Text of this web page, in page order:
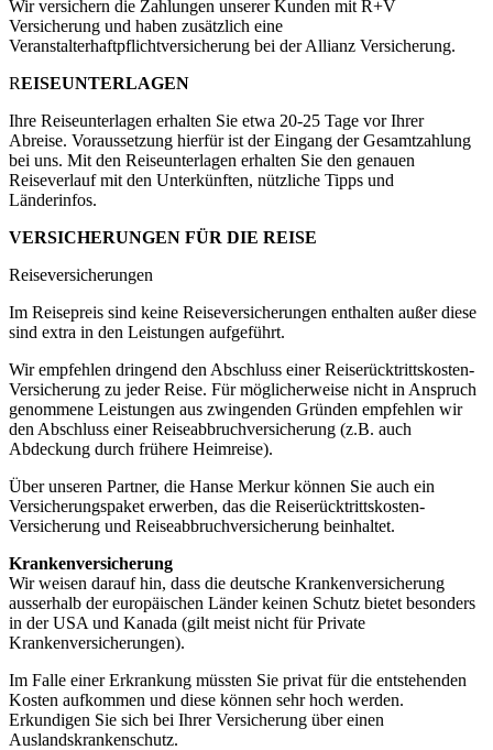
Wir versichern die Zahlungen unserer Kunden mit R+V
Versicherung und haben zusätzlich eine
Veranstalterhaftpflichtversicherung bei der Allianz Versicherung.
REISEUNTERLAGEN
Ihre Reiseunterlagen erhalten Sie etwa 20-25 Tage vor Ihrer
Abreise. Voraussetzung hierfür ist der Eingang der Gesamtzahlung
bei uns. Mit den Reiseunterlagen erhalten Sie den genauen
Reiseverlauf mit den Unterkünften, nützliche Tipps und
Länderinfos.
VERSICHERUNGEN FÜR DIE REISE
Reiseversicherungen
Im Reisepreis sind keine Reiseversicherungen enthalten außer diese
sind extra in den Leistungen aufgeführt.
Wir empfehlen dringend den Abschluss einer Reiserücktrittskosten-
Versicherung zu jeder Reise. Für möglicherweise nicht in Anspruch
genommene Leistungen aus zwingenden Gründen empfehlen wir
den Abschluss einer Reiseabbruchversicherung (z.B. auch
Abdeckung durch frühere Heimreise).
Über unseren Partner, die Hanse Merkur können Sie auch ein
Versicherungspaket erwerben, das die Reiserücktrittskosten-
Versicherung und Reiseabbruchversicherung beinhaltet.
Krankenversicherung
Wir weisen darauf hin, dass die deutsche Krankenversicherung
ausserhalb der europäischen Länder keinen Schutz bietet besonders
in der USA und Kanada (gilt meist nicht für Private
Krankenversicherungen).
Im Falle einer Erkrankung müssten Sie privat für die entstehenden
Kosten aufkommen und diese können sehr hoch werden.
Erkundigen Sie sich bei Ihrer Versicherung über einen
Auslandskrankenschutz.